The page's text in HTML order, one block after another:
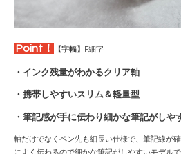
Point！ 【字幅】 F細字
・インク残量がわかるクリア軸
・携帯しやすいスリム＆軽量型
・筆記感が手に伝わり細かな筆記がしや
軸だけでなくペン先も細長い仕様で、筆記線が
によく伝わるので細かな筆記がしやすいモデルで